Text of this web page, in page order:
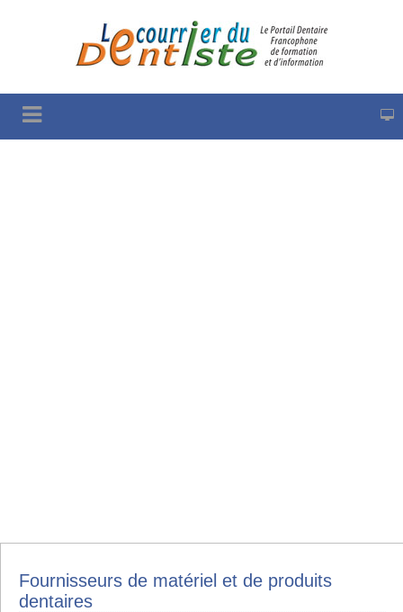
Fournisseurs de matériel et de produits
dentaires